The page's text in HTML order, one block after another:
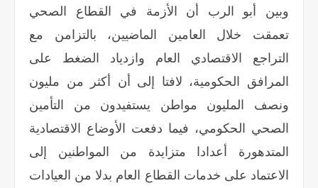
وبين أبو الرب أن الأزمة في القطاع الصحي
تعمقت خلال العامين الماضيين، بالتزامن مع
التراجع الاقتصادي العام وازدياد الضغط على
المرافق الحكومية، لافتا إلى أن أكثر من مليون
ونصف المليون مواطن يستفيدون من التأمين
الصحي الحكومي، فيما دفعت الأوضاع الاقتصادية
المتدهورة أعدادا متزايدة من المواطنين إلى
الاعتماد على خدمات القطاع العام بدلا من العيادات